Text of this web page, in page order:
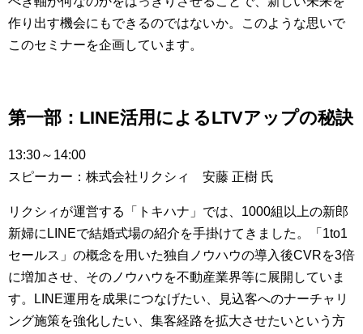
作り出す機会にもできるのではないか。このような思いで
このセミナーを企画しています。
第一部：LINE活用によるLTVアップの秘訣
13:30～14:00
スピーカー：株式会社リクシィ 安藤 正樹 氏
リクシィが運営する「トキハナ」では、1000組以上の新郎
新婦にLINEで結婚式場の紹介を手掛けてきました。「1to1
セールス」の概念を用いた独自ノウハウの導入後CVRを3倍
に増加させ、そのノウハウを不動産業界等に展開していま
す。LINE運用を成果につなげたい、見込客へのナーチャリ
ング施策を強化したい、集客経路を拡大させたいという方